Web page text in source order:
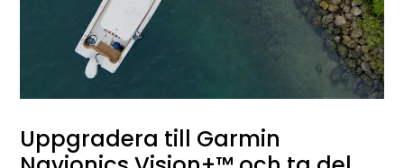
Uppgradera till Garmin